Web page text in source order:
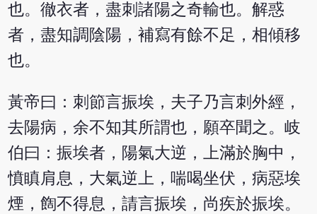
也。徹衣者，盡刺諸陽之奇輸也。解惑
者，盡知調陰陽，補寫有餘不足，相傾移
也。
黃帝曰：刺節言振埃，夫子乃言刺外經，
去陽病，余不知其所謂也，願卒聞之。岐
伯曰：振埃者，陽氣大逆，上滿於胸中，
憤瞋肩息，大氣逆上，喘喝坐伏，病惡埃
煙，䭇不得息，請言振埃，尚疾於振埃。